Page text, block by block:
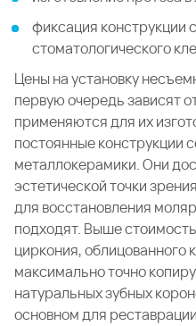
фиксация
стоматологического
Цены на установку
первую очередь зависят
применяются для их
постоянные конструкции
металлокерамики. Они
эстетической точки
для восстановления
подходят. Выше
циркония, облицованного
максимально точно
натуральных зубных
основном для